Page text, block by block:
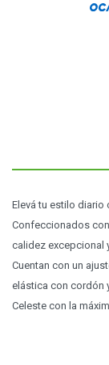
Elevá tu estilo diario
Confeccionados
calidez excepcional
Cuentan con un
elástica con cordón
Celeste con la